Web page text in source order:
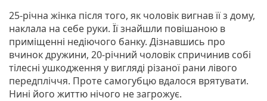
25-річна жінка після того, як чоловік вигнав її з дому,
наклала на себе руки. Її знайшли повішаною в
приміщенні недіючого банку. Дізнавшись про
вчинок дружини, 20-річний чоловік спричинив собі
тілесні ушкодження у вигляді різаної рани лівого
передпліччя. Проте самогубцю вдалося врятувати.
Нині його життю нічого не загрожує.